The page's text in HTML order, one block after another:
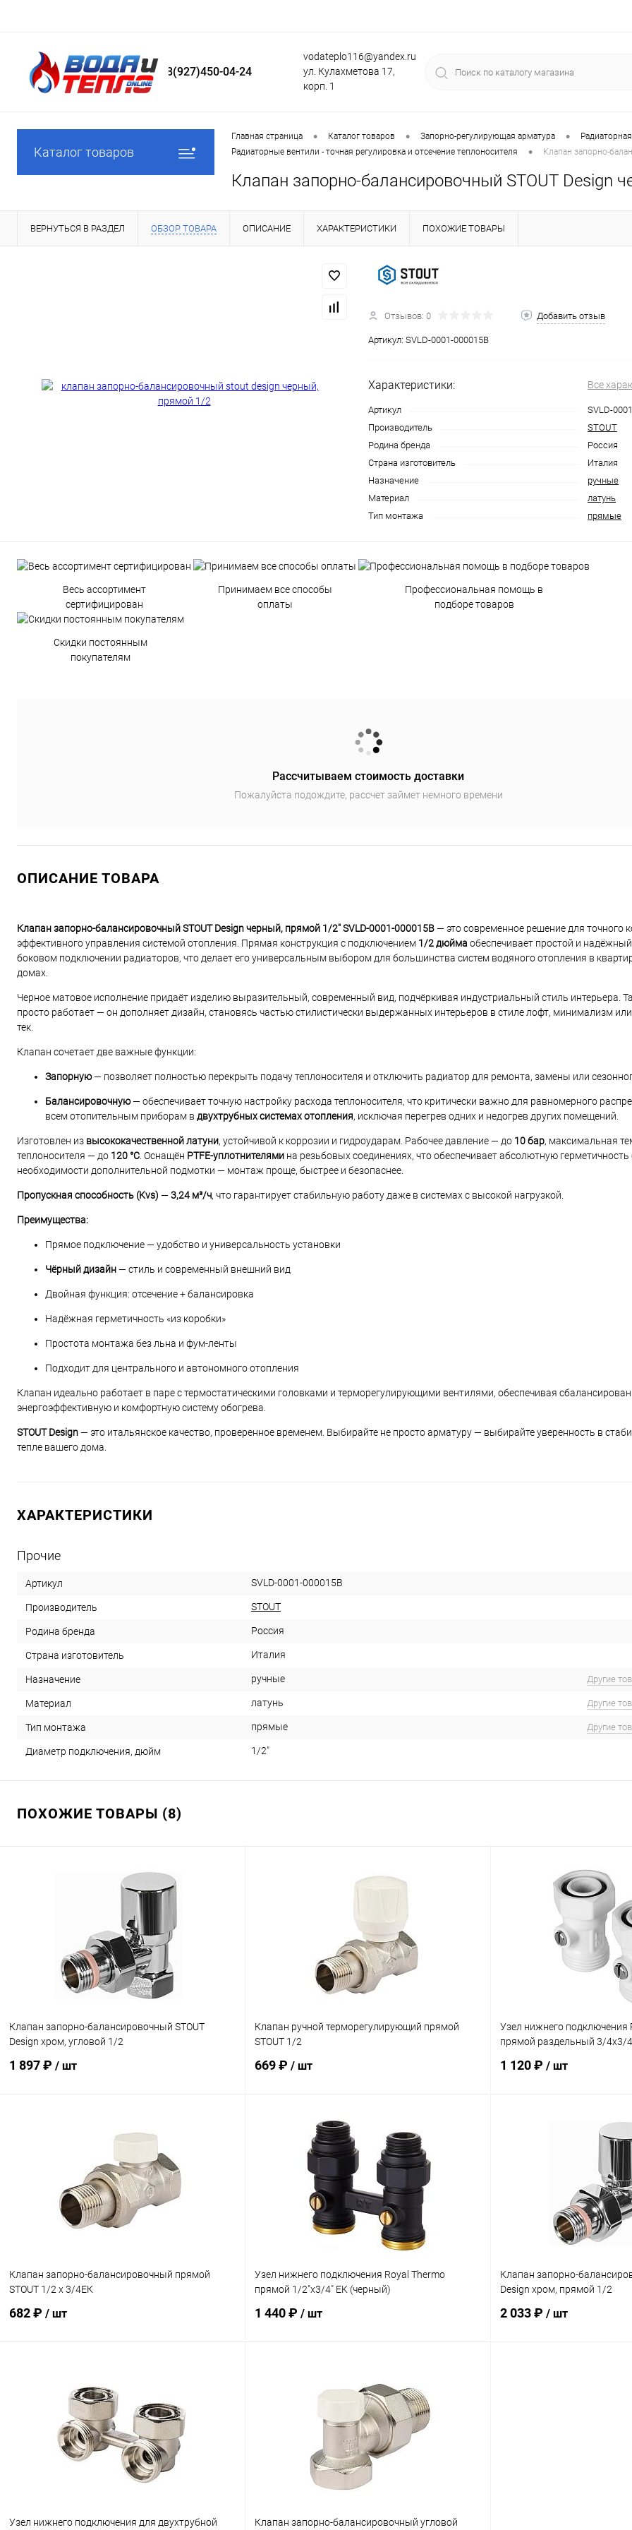
8(927)450-04-24
vodateplo116@yandex.ru
ул. Кулахметова 17,
корп. 1
Каталог товаров
Главная страница • Каталог товаров • Запорно-регулирующая арматура •
Радиаторные вентили - точная регулировка и отсечение теплоносителя • Клапан запорно-
Клапан запорно-балансировочный STOUT Design
ВЕРНУТЬСЯ В РАЗДЕЛ ОБЗОР ТОВАРА ОПИСАНИЕ ХАРАКТЕРИСТИКИ ПОХОЖИЕ ТОВАРЫ
Отзывов: 0 Добавить отзыв
Артикул: SVLD-0001-000015B
Характеристики: Все
Артикул
SVLD-
Производитель
STOUT
Родина бренда
Россия
Страна изготовитель
Италия
Назначение
ручные
Материал
латунь
Тип монтажа
прямые
Весь ассортимент
сертифицирован
Принимаем все способы
оплаты
Профессиональная помощь в
подборе товаров
Скидки постоянным
покупателям
Рассчитываем стоимость доставки
Пожалуйста подождите, рассчет займет немного времени
ОПИСАНИЕ ТОВАРА
Клапан запорно-балансировочный STOUT Design черный, прямой 1/2" SVLD-0001-000015B— это современное решение для точного
эффективного управления системой отопления. Прямая конструкция с подключением 1/2 дюйма обеспечивает простой и
боковом подключении радиаторов, что делает его универсальным выбором для большинства систем водяного отопления в
домах.
Черное матовое исполнение придаёт изделию выразительный, современный вид, подчёркивая индустриальный стиль интерьера.
просто работает — он дополняет дизайн, становясь частью стилистически выдержанных интерьеров в стиле лофт, минимализм
тек.
Клапан сочетает две важные функции:
Запорную— позволяет полностью перекрыть подачу теплоносителя и отключить радиатор для ремонта, замены или
Балансировочную— обеспечивает точную настройку расхода теплоносителя, что критически важно для равномерного
всем отопительным приборам в двухтрубных системах отопления, исключая перегрев одних и недогрев других помещений.
Изготовлен из высококачественной латуни, устойчивой к коррозии и гидроударам. Рабочее давление — до 10 бар, максимальная
теплоносителя — до 120 °C . Оснащён PTFE-уплотнителями на резьбовых соединениях, что обеспечивает абсолютную герметичность
необходимости дополнительной подмотки — монтаж проще, быстрее и безопаснее.
Пропускная способность (Kvs) — 3,24 м³/ч, что гарантирует стабильную работу даже в системах с высокой нагрузкой.
Преимущества:
Прямое подключение — удобство и универсальность установки
Чёрный дизайн— стиль и современный внешний вид
Двойная функция: отсечение + балансировка
Надёжная герметичность «из коробки»
Простота монтажа без льна и фум-ленты
Подходит для центрального и автономного отопления
Клапан идеально работает в паре с термостатическими головками и терморегулирующими вентилями, обеспечивая
энергоэффективную и комфортную систему обогрева.
STOUT Design— это итальянское качество, проверенное временем. Выбирайте не просто арматуру — выбирайте уверенность в
тепле вашего дома.
ХАРАКТЕРИСТИКИ
Прочие
Артикул SVLD-0001-000015B
Производитель STOUT
Родина бренда Россия
Страна изготовитель Италия
Назначение ручные Другие
Материал латунь Другие
Тип монтажа прямые Другие
Диаметр подключения, дюйм 1/2"
ПОХОЖИЕ ТОВАРЫ (8)
Клапан запорно-балансировочный STOUT
Design хром, угловой 1/2
1 897 ₽ / шт
Сравнение
В избранное заказ 3-5 дней
Клапан ручной терморегулирующий прямой
STOUT 1/2
669 ₽ / шт
Купить в 1 клик Сравнение
В избранное В наличии
Узел нижнего подключения
прямой раздельный 3/4х3/
1 120 ₽ / шт
В
Клапан запорно-балансировочный прямой
STOUT 1/2 х 3/4ЕК
682 ₽ / шт
Купить в 1 клик Сравнение
В избранное заказ 3-5 дней
Узел нижнего подключения Royal Thermo
прямой 1/2"х3/4" EK (черный)
1 440 ₽ / шт
Сравнение
заказ 3-5 дней
Клапан запорно-
Design хром, прямой 1/2
2 033 ₽ / шт
Узел нижнего подключения для двухтрубной Клапан запорно-балансировочный угловой